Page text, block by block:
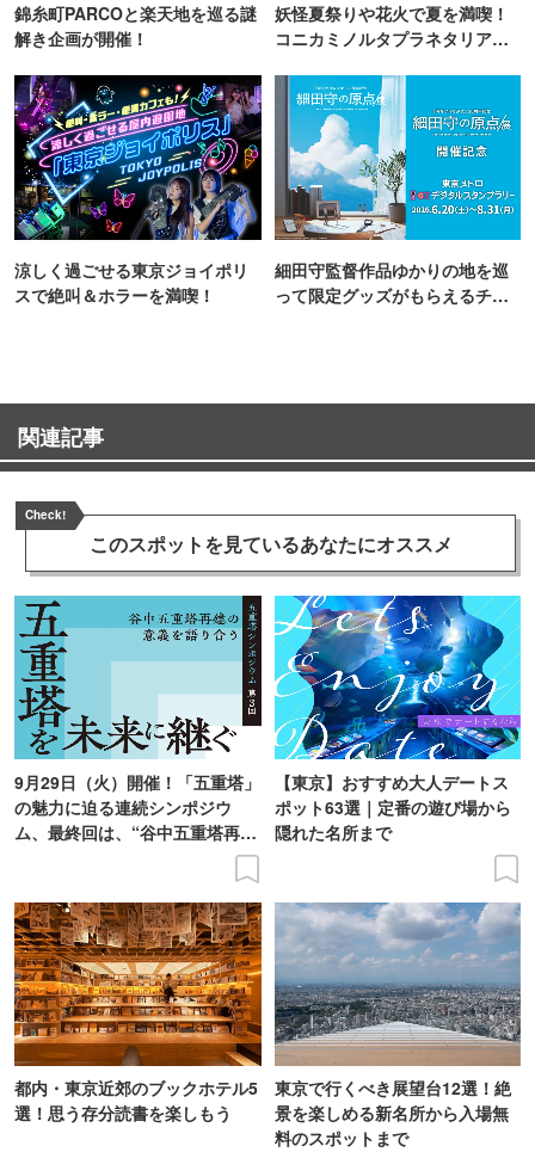
錦糸町PARCOと楽天地を巡る謎
解き企画が開催！
妖怪夏祭りや花火で夏を満喫！
コニカミノルタプラネタリア
涼しく過ごせる東京ジョイポリ
スで絶叫＆ホラーを満喫！
細田守監督作品ゆかりの地を巡
って限定グッズがもらえるチャ
関連記事
Check!
このスポットを見ているあなたにオススメ
9月29日（火）開催！「五重塔」
の魅力に迫る連続シンポジウ
ム、最終回は、“谷中五重塔再建
【東京】おすすめ大人デートス
ポット63選｜定番の遊び場から
隠れた名所まで
都内・東京近郊のブックホテル5
選！思う存分読書を楽しもう
東京で行くべき展望台12選！絶
景を楽しめる新名所から入場無
料のスポットまで